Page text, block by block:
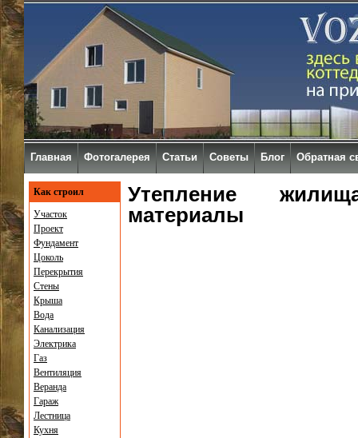
Утепление
материалы
Как строил
Участок
Проект
Фундамент
Цоколь
Перекрытия
Стены
Крыша
Вода
Канализация
Электрика
Газ
Вентиляция
Веранда
Гараж
Лестница
Кухня
Главная Фотогалерея Статьи Советы Блог Обратная